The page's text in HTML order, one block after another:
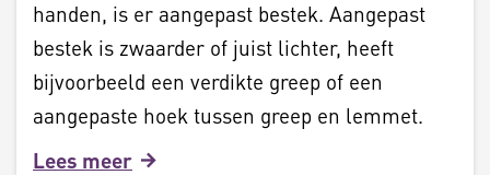
handen, is er aangepast bestek. Aangepast
bestek is zwaarder of juist lichter, heeft
bijvoorbeeld een verdikte greep of een
aangepaste hoek tussen greep en lemmet.
Lees meer